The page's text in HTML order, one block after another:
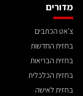
מדורים
צ'אט הכתבים
בחזית החדשות
בחזית הבריאות
בחזית הכלכלית
בחזית לאישה